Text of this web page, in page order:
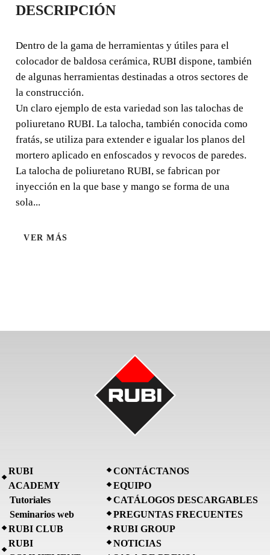
POLIURETANO
Dentro de la gama de herramientas y útiles para el
colocador de baldosa cerámica, RUBI dispone, también
de algunas herramientas destinadas a otros sectores de la
construcción.
DESCRIPCIÓN
Dentro de la gama de herramientas y útiles para el
colocador de baldosa cerámica, RUBI dispone, también
de algunas herramientas destinadas a otros sectores de
la construcción.
Un claro ejemplo de esta variedad son las talochas de
poliuretano RUBI. La talocha, también conocida como
fratás, se utiliza para extender e igualar los planos del
mortero aplicado en enfoscados y revocos de paredes.
La talocha de poliuretano RUBI, se fabrican por
inyección en la que base y mango se forma de una
sola...
VER MÁS
RUBI
ACADEMY
Tutoriales
Seminarios web
RUBI CLUB
RUBI
CONTÁCTANOS
EQUIPO
CATÁLOGOS DESCARGABLES
PREGUNTAS FRECUENTES
RUBI GROUP
NOTICIAS